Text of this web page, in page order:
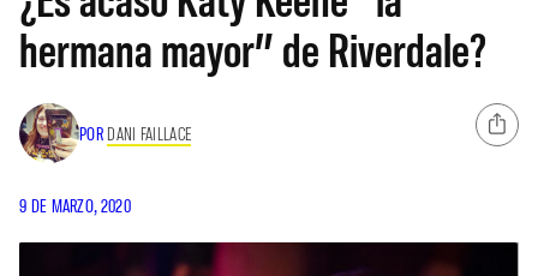
hermana mayor” de Riverdale?
POR DANI FAILLACE
9 DE MARZO, 2020